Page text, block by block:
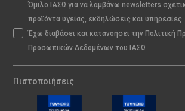
Όμιλο ΙΑΣΩ για να λαμβάνω newsletters
προϊόντα υγείας, εκδηλώσεις και υπηρεσίες.
Έχω διαβάσει και κατανοήσει την Πολιτική
Προσωπικών Δεδομένων του ΙΑΣΩ
Πιστοποιήσεις